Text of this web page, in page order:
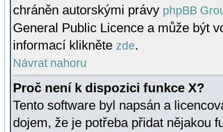
chráněn autorskými právy phpBB
General Public Licence a může být
informací klikněte zde.
Návrat nahoru
Proč není k dispozici funkce X?
Tento software byl napsán a
dojem, že je potřeba přidat nějakou